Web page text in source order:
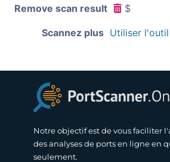
Remove scan result $
Scannez plus Utiliser
Notre objectif est de vous faciliter
des analyses de ports en ligne en
seulement.